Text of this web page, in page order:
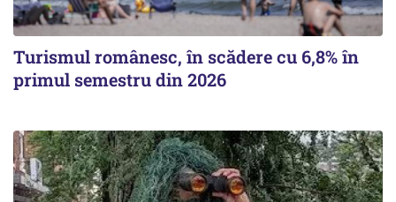
Turismul românesc, în scădere cu 6,8% în
primul semestru din 2026